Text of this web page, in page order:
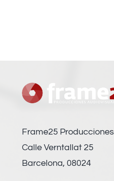
Frame25 Producciones
Calle Verntallat 25
Barcelona, 08024